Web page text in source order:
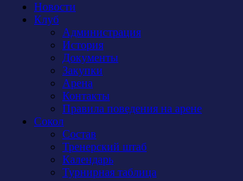
Новости
Клуб
Администрация
История
Документы
Закупки
Арена
Контакты
Правила поведения на арене
Сокол
Состав
Тренерский штаб
Календарь
Турнирная таблица